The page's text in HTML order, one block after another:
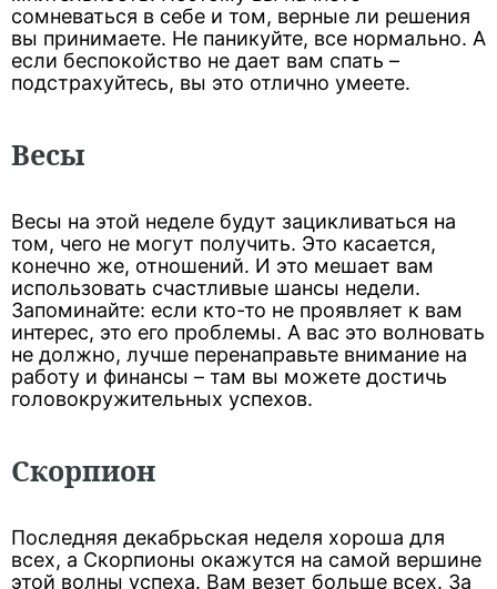
сомневаться в себе и том, верные ли решения
вы принимаете. Не паникуйте, все нормально. А
если беспокойство не дает вам спать –
подстрахуйтесь, вы это отлично умеете.
Весы
Весы на этой неделе будут зацикливаться на
том, чего не могут получить. Это касается,
конечно же, отношений. И это мешает вам
использовать счастливые шансы недели.
Запоминайте: если кто-то не проявляет к вам
интерес, это его проблемы. А вас это волновать
не должно, лучше перенаправьте внимание на
работу и финансы – там вы можете достичь
головокружительных успехов.
Скорпион
Последняя декабрьская неделя хороша для
всех, а Скорпионы окажутся на самой вершине
этой волны успеха. Вам везет больше всех. За